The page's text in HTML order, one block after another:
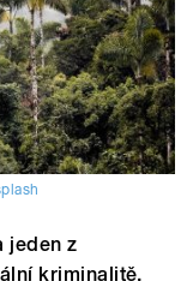
jeden z
kriminalitě.